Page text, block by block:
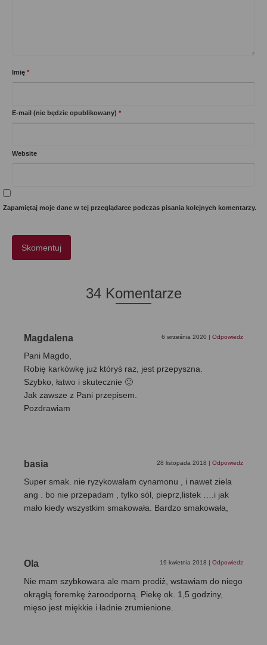
Imię *
E-mail (nie będzie opublikowany) *
Website
Zapamiętaj moje dane w tej przeglądarce podczas pisania kolejnych komentarzy.
34 Komentarze
Magdalena 6 września 2020 | Odpowiedz
Pani Magdo,
Robię karkówkę już któryś raz, jest przepyszna.
Szybko, łatwo i skutecznie 🙂
Jak zawsze z Pani przepisem.
Pozdrawiam
basia 28 listopada 2018 | Odpowiedz
Super smak. nie ryzykowałam cynamonu , i nawet ziela
ang . bo nie przepadam , tylko sól, pieprz,listek ….i jak
mało kiedy wszystkim smakowała. Bardzo smakowała,
Ola 19 kwietnia 2018 | Odpowiedz
Nie mam szybkowara ale mam prodiż, wstawiam do niego
okrągłą foremkę żaroodporną. Piekę ok. 1,5 godziny,
mięso jest miękkie i ładnie zrumienione.